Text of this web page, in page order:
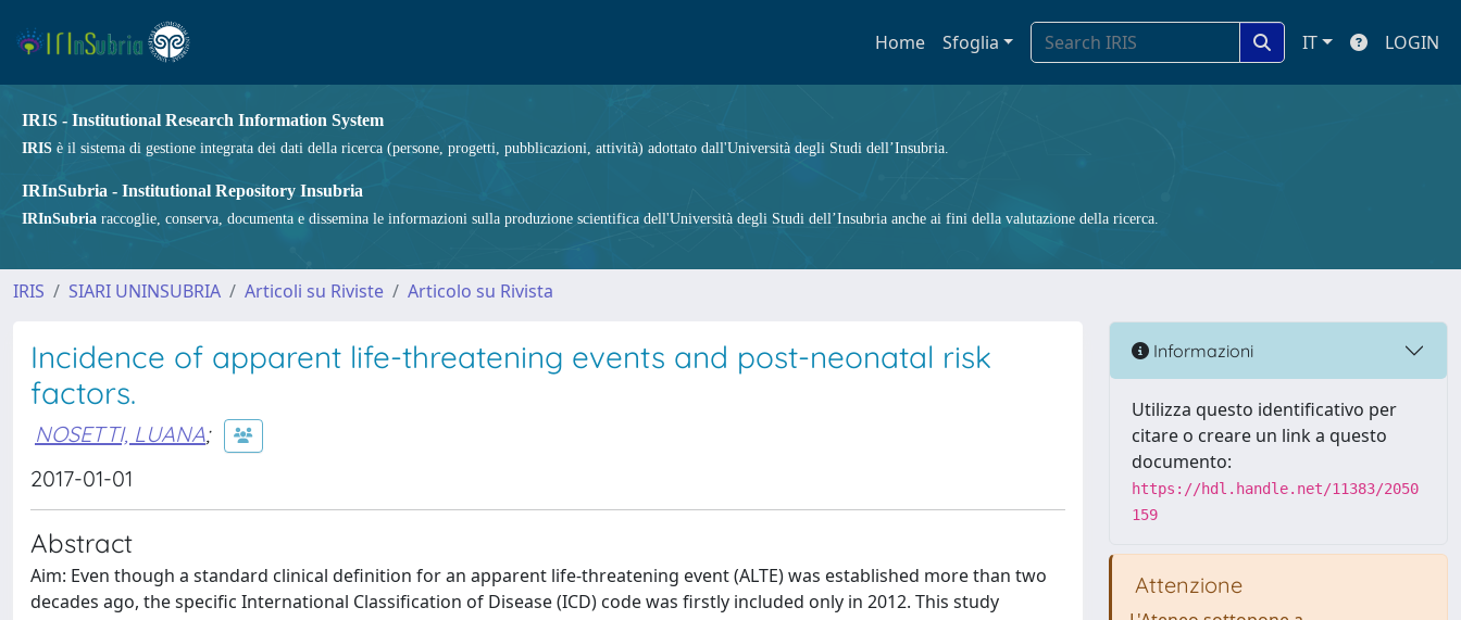
Home Sfoglia IT LOGIN
IRIS - Institutional Research Information System
IRIS è il sistema di gestione integrata dei dati della ricerca (persone, progetti, pubblicazioni, attività) adottato dall'Università degli Studi dell’Insubria.
IRInSubria - Institutional Repository Insubria
IRInSubria raccoglie, conserva, documenta e dissemina le informazioni sulla produzione scientifica dell'Università degli Studi dell’Insubria anche ai fini della valutazione della ricerca.
IRIS SIARI UNINSUBRIA Articoli su Riviste Articolo su Rivista
Incidence of apparent life-threatening events and post-neonatal risk
factors.
NOSETTI, LUANA;
2017-01-01
Abstract
Aim: Even though a standard clinical definition for an apparent life-threatening event (ALTE) was established more than two
decades ago, the specific International Classification of Disease (ICD) code was firstly included only in 2012. This study
Informazioni
Utilizza questo identificativo per
citare o creare un link a questo
documento:
https://hdl.handle.net/11383/2050
159
Attenzione